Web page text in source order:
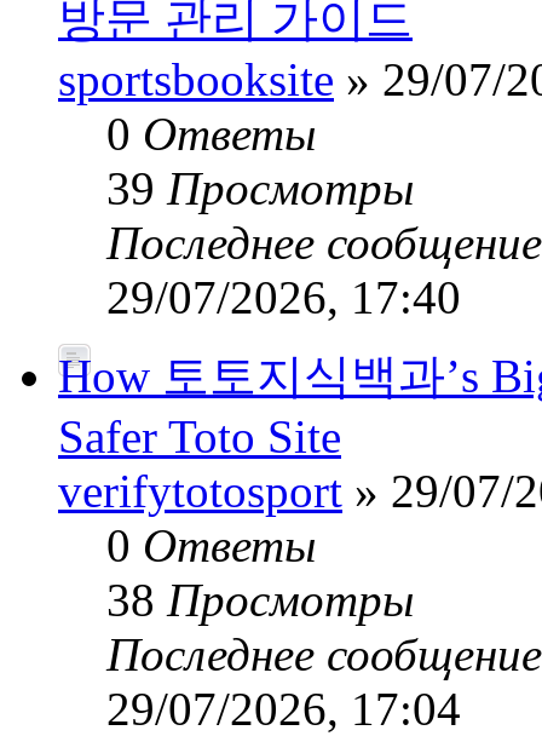
방문 관리 가이드
sportsbooksite » 29/07/
0 Ответы
39 Просмотры
Последнее
29/07/2026, 17:40
How 토토지식백과’s
Safer Toto Site
verifytotosport » 29/07/
0 Ответы
38 Просмотры
Последнее
29/07/2026, 17:04